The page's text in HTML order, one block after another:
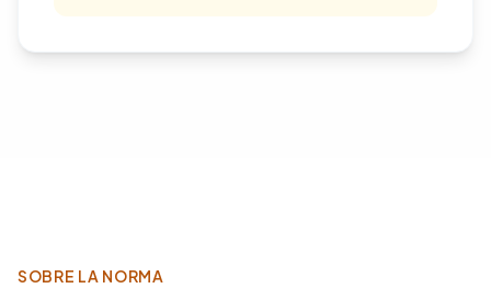
SOBRE LA NORMA